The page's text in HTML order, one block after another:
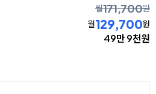
월171,700원
월129,700원
49만 9천원